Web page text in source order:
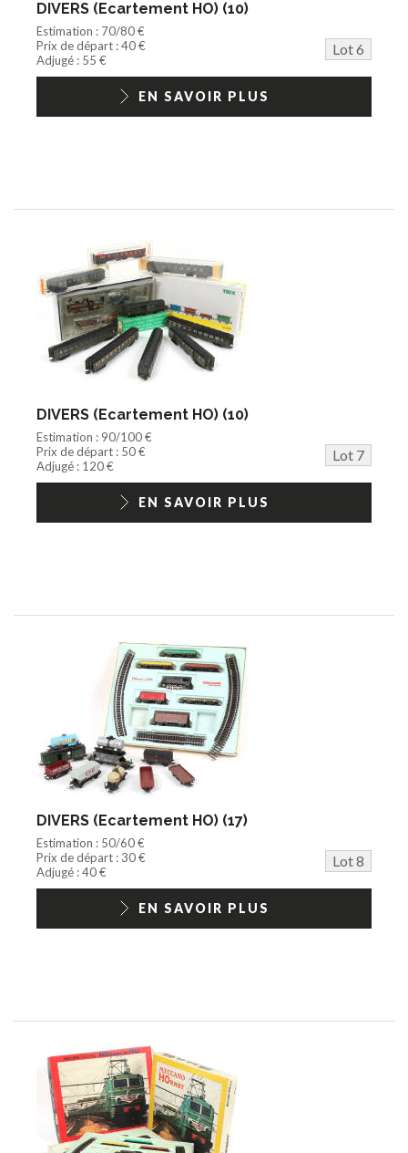
DIVERS (Ecartement HO) (10)
Estimation : 70/80 €
Prix de départ : 40 €
Lot 6
Adjugé : 55 €
EN SAVOIR PLUS
DIVERS (Ecartement HO) (10)
Estimation : 90/100 €
Prix de départ : 50 €
Lot 7
Adjugé : 120 €
EN SAVOIR PLUS
DIVERS (Ecartement HO) (17)
Estimation : 50/60 €
Prix de départ : 30 €
Lot 8
Adjugé : 40 €
EN SAVOIR PLUS